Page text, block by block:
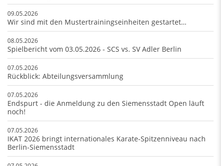
09.05.2026
Wir sind mit den Mustertrainingseinheiten gestartet…
08.05.2026
Spielbericht vom 03.05.2026 - SCS vs. SV Adler Berlin
07.05.2026
Rückblick: Abteilungsversammlung
07.05.2026
Endspurt - die Anmeldung zu den Siemensstadt Open läuft
noch!
07.05.2026
IKAT 2026 bringt internationales Karate-Spitzenniveau nach
Berlin-Siemensstadt